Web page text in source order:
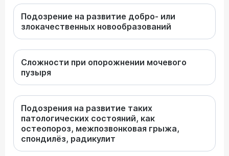
Подозрение на развитие добро- или
злокачественных новообразований
Сложности при опорожнении мочевого
пузыря
Подозрения на развитие таких
патологических состояний, как
остеопороз, межпозвонковая грыжа,
спондилёз, радикулит